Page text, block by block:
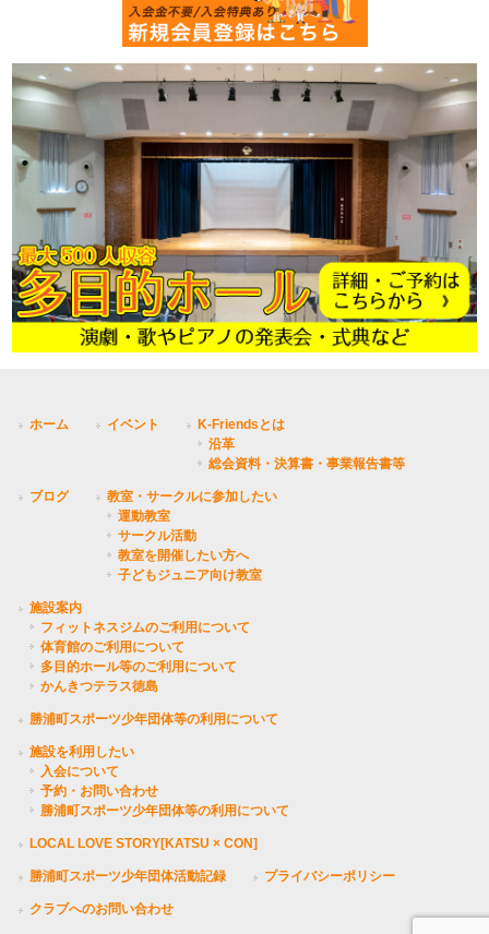
ホーム イベント
K-Friendsとは
沿革
総会資料・決算書・事業報告書等
ブログ
教室・サークルに参加したい
運動教室
サークル活動
教室を開催したい方へ
子どもジュニア向け教室
施設案内
フィットネスジムのご利用について
体育館のご利用について
多目的ホール等のご利用について
かんきつテラス徳島
勝浦町スポーツ少年団体等の利用について
施設を利用したい
入会について
予約・お問い合わせ
勝浦町スポーツ少年団体等の利用について
LOCAL LOVE STORY[KATSU × CON]
勝浦町スポーツ少年団体活動記録 プライバシーポリシー
クラブへのお問い合わせ